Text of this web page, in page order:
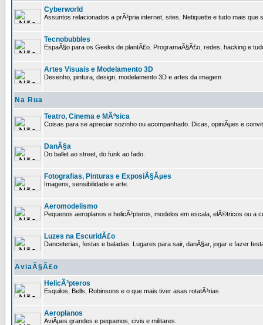
Cyberworld
Assuntos relacionados a prÃ³pria internet, sites, Netiquette e tudo mais que
Tecnobubbles
EspaÃ§o para os Geeks de plantÃ£o. ProgramaÃ§Ã£o, redes, hacking e
Artes Visuais e Modelamento 3D
Desenho, pintura, design, modelamento 3D e artes da imagem
Na Rua
Teatro, Cinema e MÃºsica
Coisas para se apreciar sozinho ou acompanhado. Dicas, opiniÃµes e
DanÃ§a
Do ballet ao street, do funk ao fado.
Fotografias, Pinturas e ExposiÃ§Ãµes
Imagens, sensibilidade e arte.
Aeromodelismo
Pequenos aeroplanos e helicÃ³pteros, modelos em escala, elÃ©tricos ou a
Luzes na EscuridÃ£o
Danceterias, festas e baladas. Lugares para sair, danÃ§ar, jogar e fazer
AviaÃ§Ã£o
HelicÃ³pteros
Esquilos, Bells, Robinsons e o que mais tiver asas rotatÃ³rias
Aeroplanos
AviÃµes grandes e pequenos, civis e militares.